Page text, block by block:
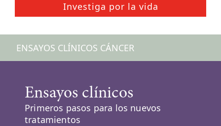
Investiga por la vida
ENSAYOS CLÍNICOS CÁNCER
Ensayos clínicos
Primeros pasos para los nuevos
tratamientos